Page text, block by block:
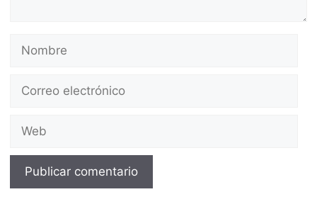
electrónico